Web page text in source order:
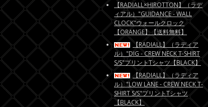
【RADIALL×HIROTTON】（ラデ
ィアル）"GUIDANCE - WALL
CLOCK"ウォールクロック
【ORANGE】【送料無料】
【RADIALL】（ラディア
ル）"DIG - CREW NECK T-SHIRT
S/S"プリントTシャツ【BLACK】
【RADIALL】（ラディア
ル）"LOW LANE - CREW NECK T-
SHIRT S/S"プリントTシャツ
【BLACK】